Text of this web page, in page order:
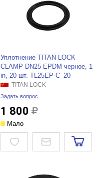
Уплотнение TITAN LOCK
CLAMP DN25 EPDM черное, 1
in, 20 шт. TL25EP-C_20
TITAN LOCK
Задать вопрос
1 800
Мало